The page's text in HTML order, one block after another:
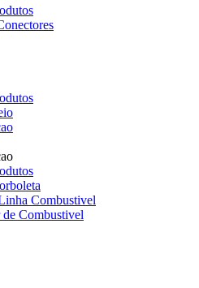
Combustivel
Combustivel